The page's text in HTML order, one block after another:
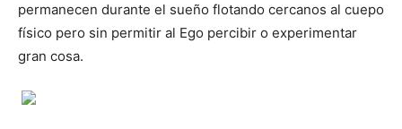
permanecen durante el sueño flotando cercanos al cuepo
físico pero sin permitir al Ego percibir o experimentar
gran cosa.